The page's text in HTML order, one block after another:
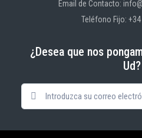
Email de Contacto:
Teléfono Fijo:
¿Desea que nos
Ud?